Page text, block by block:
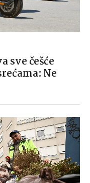
sve češće
Ne